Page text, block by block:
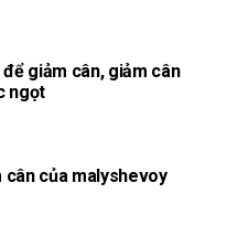
giảm cân, giảm cân
ngọt
cân của malyshevoy